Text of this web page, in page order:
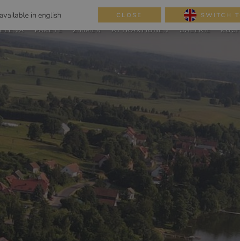
PAKETE ZIMMER ATTRAKTIONEN GALERIE
in english CLOSE SWITCH